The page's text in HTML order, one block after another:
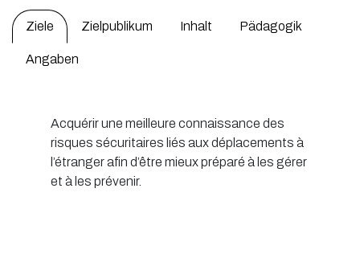
Ziele Zielpublikum Inhalt Pädagogik
Angaben
Acquérir une meilleure connaissance des
risques sécuritaires liés aux déplacements à
l’étranger afin d’être mieux préparé à les gérer
et à les prévenir.